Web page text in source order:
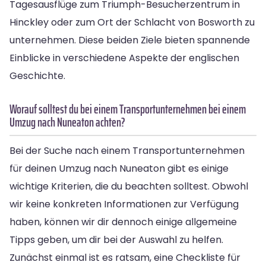
Tagesausflüge zum Triumph-Besucherzentrum in
Hinckley oder zum Ort der Schlacht von Bosworth zu
unternehmen. Diese beiden Ziele bieten spannende
Einblicke in verschiedene Aspekte der englischen
Geschichte.
Worauf solltest du bei einem Transportunternehmen bei einem
Umzug nach Nuneaton achten?
Bei der Suche nach einem Transportunternehmen
für deinen Umzug nach Nuneaton gibt es einige
wichtige Kriterien, die du beachten solltest. Obwohl
wir keine konkreten Informationen zur Verfügung
haben, können wir dir dennoch einige allgemeine
Tipps geben, um dir bei der Auswahl zu helfen.
Zunächst einmal ist es ratsam, eine Checkliste für